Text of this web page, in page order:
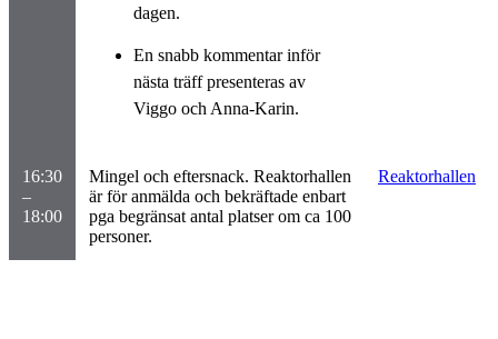
dagen.
En snabb kommentar inför
nästa träff presenteras av
Viggo och Anna-Karin.
16:30
–
18:00
Mingel och eftersnack. Reaktorhallen
är för anmälda och bekräftade enbart
pga begränsat antal platser om ca 100
personer.
Reaktorhallen